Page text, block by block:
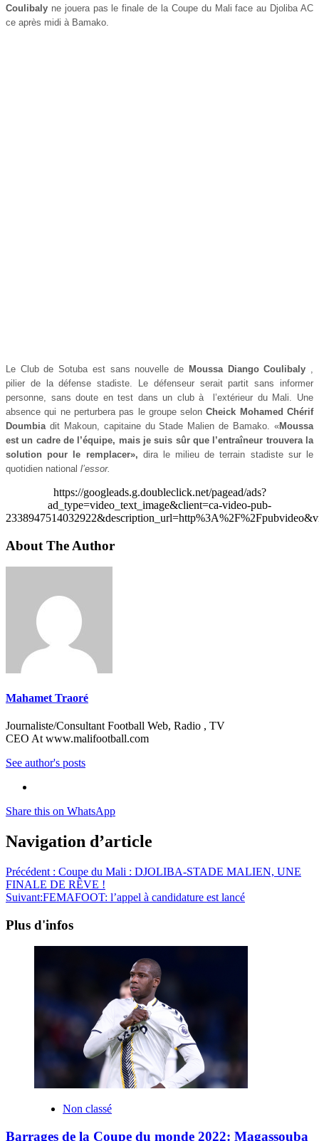
Coulibaly ne jouera pas le finale de la Coupe du Mali face au Djoliba AC
ce après midi à Bamako.
Le Club de Sotuba est sans nouvelle de Moussa Diango Coulibaly ,
pilier de la défense stadiste. Le défenseur serait partit sans informer
personne, sans doute en test dans un club à l’extérieur du Mali. Une
absence qui ne perturbera pas le groupe selonCheick Mohamed Chérif
Doumbia dit Makoun, capitaine du Stade Malien de Bamako. «Moussa
est un cadre de l’équipe, mais je suis sûr que l’entraîneur trouvera la
solution pour le remplacer», dira le milieu de terrain stadiste sur le
quotidien national l’essor.
https://googleads.g.doubleclick.net/pagead/ads?
ad_type=video_text_image&client=ca-video-pub-
About The Author
Mahamet Traoré
Journaliste/Consultant Football Web, Radio , TV
CEO At www.malifootball.com
See author's posts
Share this on WhatsApp
Navigation d’article
Précédent : Coupe du Mali : DJOLIBA-STADE MALIEN, UNE
FINALE DE RÊVE !
Suivant:FEMAFOOT: l’appel à candidature est lancé
Plus d'infos
Non classé
Barrages de la Coupe du monde 2022: Magassouba